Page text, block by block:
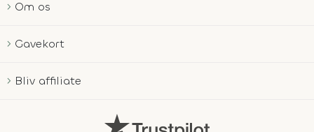
Om os
Gavekort
Bliv affiliate